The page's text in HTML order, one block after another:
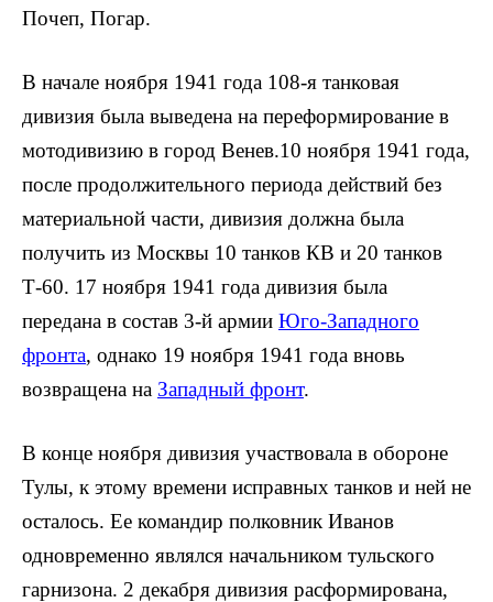
Почеп, Погар.
В начале ноября 1941 года 108-я танковая
дивизия была выведена на переформирование в
мотодивизию в город Венев.10 ноября 1941 года,
после продолжительного периода действий без
материальной части, дивизия должна была
получить из Москвы 10 танков КВ и 20 танков
Т-60. 17 ноября 1941 года дивизия была
передана в состав 3-й армии Юго-Западного
фронта, однако 19 ноября 1941 года вновь
возвращена на Западный фронт.
В конце ноября дивизия участвовала в обороне
Тулы, к этому времени исправных танков и ней не
осталось. Ее командир полковник Иванов
одновременно являлся начальником тульского
гарнизона. 2 декабря дивизия расформирована,